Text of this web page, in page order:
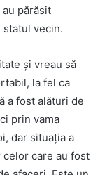
părăsit
statul vecin.
și vreau să
la fel ca
a fost alături de
prin vama
dar situația a
care au fost